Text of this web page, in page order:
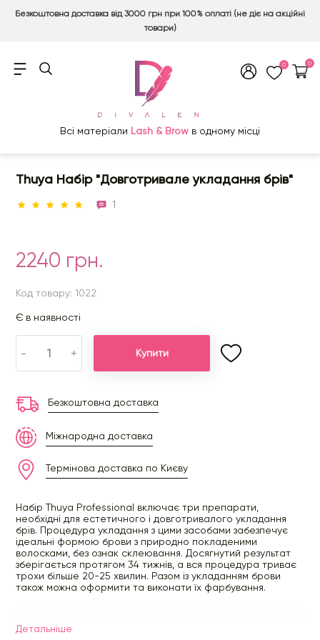
Безкоштовна доставка від 3000 грн при 100% оплаті (не діє на акційні
товари)
0 0
Всі матеріали Lash & Brow в одному місці
Thuya Набір "Довготривале укладання брів"
1
2240 грн.
Код товару: 1022
Є в наявності
- + Купити
Безкоштовна доставка
Міжнародна доставка
Термінова доставка по Києву
Набір Thuya Professional включає три препарати,
необхідні для естетичного і довготривалого укладання
брів. Процедура укладання з цими засобами забезпечує
ідеальні формою брови з природно покладеними
волосками, без ознак склеювання. Досягнутий результат
зберігається протягом 34 тижнів, а вся процедура триває
трохи більше 20-25 хвилин. Разом із укладанням брови
також можна оформити та виконати їх фарбування.
Перманентний гель дає ефект розм'якшення, лусочки
волосків розкриваються. Це зумовлено впливом
Детальнiше